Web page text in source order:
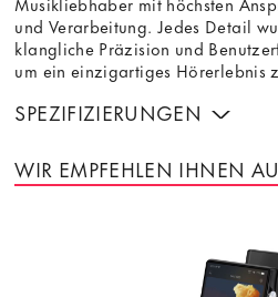
und Verarbeitung. Jedes Detail
klangliche Präzision und
um ein einzigartiges Hörerlebnis
SPEZIFIZIERUNGEN
WIR EMPFEHLEN IHNEN